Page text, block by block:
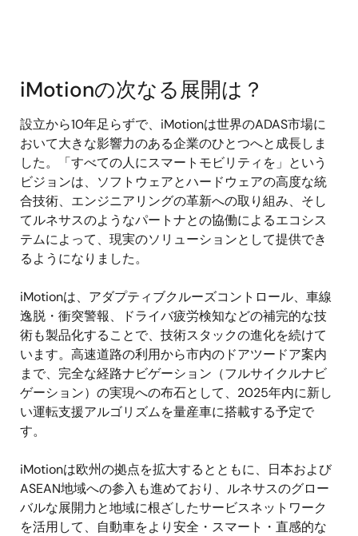
iMotionの次なる展開は？
設立から10年足らずで、iMotionは世界のADAS市場に
おいて大きな影響力のある企業のひとつへと成長しま
した。「すべての人にスマートモビリティを」という
ビジョンは、ソフトウェアとハードウェアの高度な統
合技術、エンジニアリングの革新への取り組み、そし
てルネサスのようなパートナとの協働によるエコシス
テムによって、現実のソリューションとして提供でき
るようになりました。
iMotionは、アダプティブクルーズコントロール、車線
逸脱・衝突警報、ドライバ疲労検知などの補完的な技
術も製品化することで、技術スタックの進化を続けて
います。高速道路の利用から市内のドアツードア案内
まで、完全な経路ナビゲーション（フルサイクルナビ
ゲーション）の実現への布石として、2025年内に新し
い運転支援アルゴリズムを量産車に搭載する予定で
す。
iMotionは欧州の拠点を拡大するとともに、日本および
ASEAN地域への参入も進めており、ルネサスのグロー
バルな展開力と地域に根ざしたサービスネットワーク
を活用して、自動車をより安全・スマート・直感的な